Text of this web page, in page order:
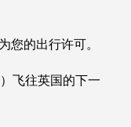
您的出行许可。
飞往英国的下一